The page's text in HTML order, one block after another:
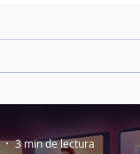
3 min de lectura